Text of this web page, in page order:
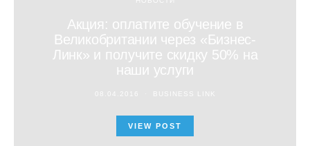
Акция: оплатите обучение в
Великобритании через «Бизнес-
Линк» и получите скидку 50% на
наши услуги
08.04.2016 BUSINESS LINK
VIEW POST